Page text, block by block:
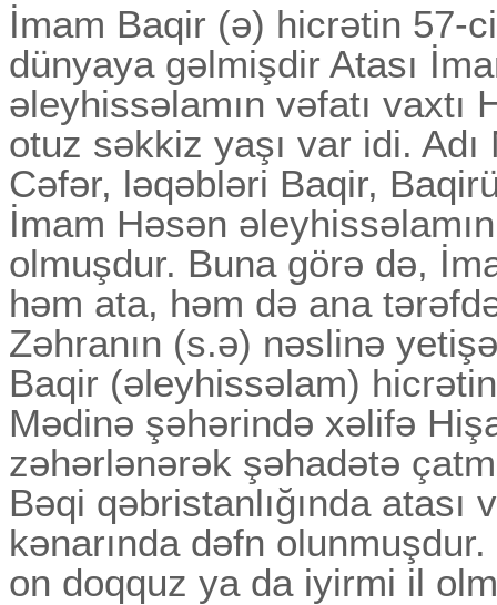
İmam Baqir (ə) hicrətin 57-
dünyaya gəlmişdir Atası
əleyhissəlamın vəfatı
otuz səkkiz yaşı var idi.
Cəfər, ləqəbləri Baqir,
İmam Həsən
olmuşdur. Buna görə də,
həm ata, həm də ana
Zəhranın (s.ə) nəslinə
Baqir (əleyhissəlam)
Mədinə şəhərində xəlifə
zəhərlənərək şəhadətə
Bəqi qəbristanlığında atası
kənarında dəfn
on doqquz ya da iyirmi il